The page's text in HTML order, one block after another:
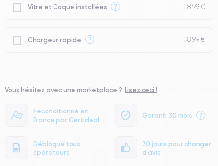
Reconditionné en
France par Certideal
Garanti 30 mois ?
Débloqué tous
opérateurs
30 jours pour changer
d'avis
Vitre et Coque installées ? 18,99 €
Chargeur rapide ? 18,99 €
Vous hésitez avec une marketplace ? Lisez ceci !